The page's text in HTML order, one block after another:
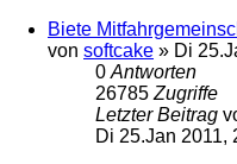
Biete
von softcake » Di
0 Antworten
26785 Zugriffe
Letzter Beitrag
Di 25.Jan 2011,